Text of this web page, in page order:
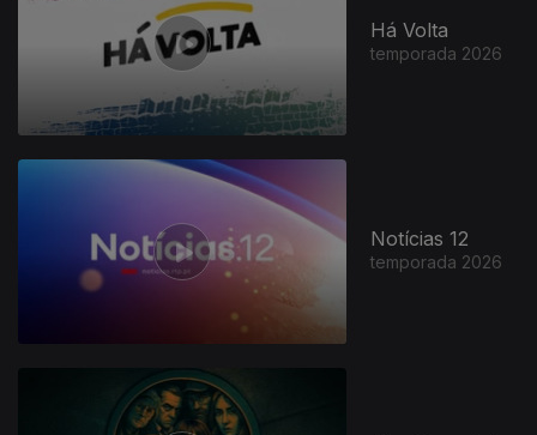
Há Volta
temporada 2026
Notícias 12
temporada 2026